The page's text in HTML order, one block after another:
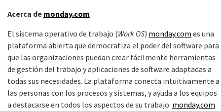
Acerca de monday.com
El sistema operativo de trabajo (Work OS) monday.com es una
plataforma abierta que democratiza el poder del software para
que las organizaciones puedan crear fácilmente herramientas
de gestión del trabajo y aplicaciones de software adaptadas a
todas sus necesidades. La plataforma conecta intuitivamente a
las personas con los procesos y sistemas, y ayuda a los equipos
a destacarse en todos los aspectos de su trabajo. monday.com